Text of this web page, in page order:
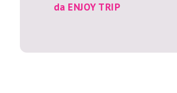
da ENJOY TRIP